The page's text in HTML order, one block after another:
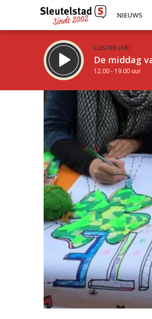
NIEUWS
LUISTER LIVE:
De middag
12.00 - 19.00 uur
Inklappen